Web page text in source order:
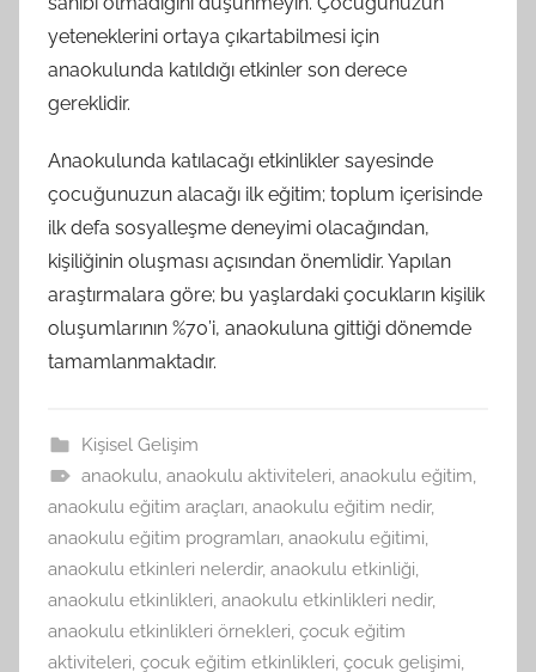
yeteneklerini ortaya çıkartabilmesi için
anaokulunda katıldığı etkinler son derece
gereklidir.
Anaokulunda katılacağı etkinlikler sayesinde
çocuğunuzun alacağı ilk eğitim; toplum içerisinde
ilk defa sosyalleşme deneyimi olacağından,
kişiliğinin oluşması açısından önemlidir. Yapılan
araştırmalara göre; bu yaşlardaki çocukların kişilik
oluşumlarının %70’i, anaokuluna gittiği dönemde
tamamlanmaktadır.
Kişisel Gelişim
anaokulu, anaokulu aktiviteleri, anaokulu eğitim,
anaokulu eğitim araçları, anaokulu eğitim nedir,
anaokulu eğitim programları, anaokulu eğitimi,
anaokulu etkinleri nelerdir, anaokulu etkinliği,
anaokulu etkinlikleri, anaokulu etkinlikleri nedir,
anaokulu etkinlikleri örnekleri, çocuk eğitim
aktiviteleri, çocuk eğitim etkinlikleri, çocuk gelişimi,